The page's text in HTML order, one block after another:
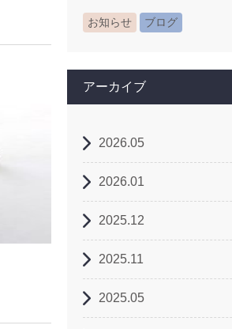
お知らせ ブログ
アーカイブ
2026.05
2026.01
2025.12
2025.11
2025.05